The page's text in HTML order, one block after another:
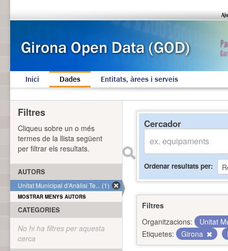
Inici Dades Entitats, àrees i serveis
Cercador
Ordenar resultats per
Filtres
Organitzacions:
Unitat
Etiquetes:
Girona
Filtres
Cliqueu sobre un o més
termes de la llista següent
per filtrar els resultats.
AUTORS
Unitat Municipal d'Anàlisi Te... (1)
MOSTRAR MENYS AUTORS
CATEGORIES
No hi ha filtres per aquesta
cerca